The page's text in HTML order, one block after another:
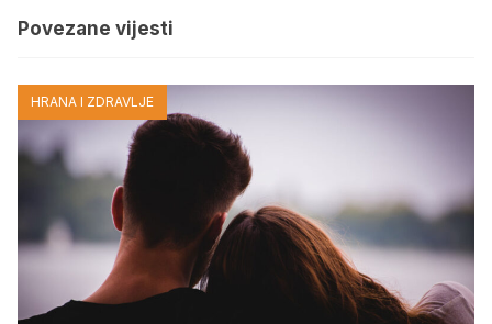
Povezane vijesti
HRANA I ZDRAVLJE